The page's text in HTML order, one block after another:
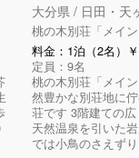
大分県 / 日田・天
桃の木別荘「メイン
料金：1泊（2名）
定員：9名
桃の木別荘「メイ
然豊かな別荘地に
荘です 3階建ての
天然温泉を引いた
では小鳥のさえず